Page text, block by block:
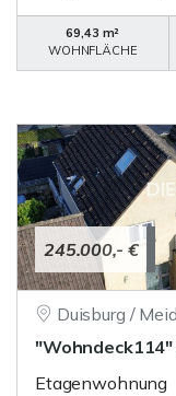
69,43 m²
WOHNFLÄCHE
245.000,- €
Duisburg /
Etagenwohnung